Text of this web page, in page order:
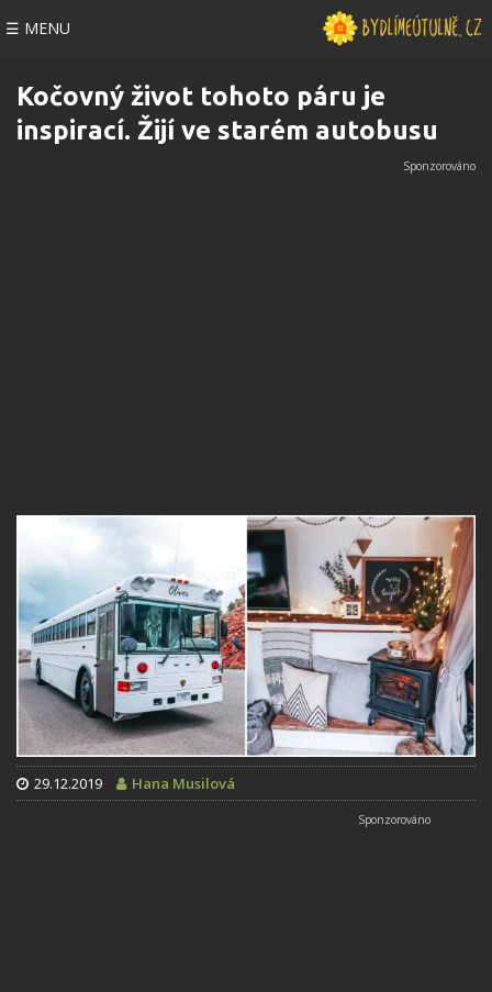
☰ MENU
Kočovný život tohoto páru je
inspirací. Žijí ve starém autobusu
29.12.2019 Hana Musilová